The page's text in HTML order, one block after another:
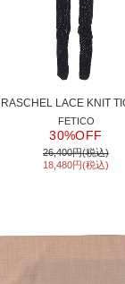
RASCHEL LACE KNIT
FETICO
30%OFF
26,400円(税込)
18,480円(税込)